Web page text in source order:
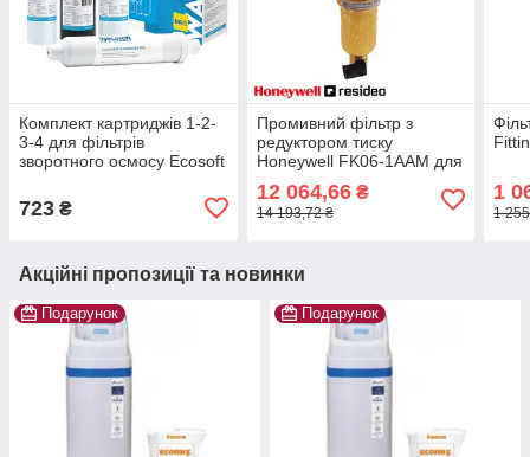
Комплект картриджів 1-2-
3-4 для фільтрів
зворотного осмосу Ecosoft
723 ₴
Промивний фільтр з
редуктором тиску
Honeywell FK06-1AAM для
12 064,66₴
14 193,72 ₴
1
1
Акційні пропозиції та новинки
Подарунок Подарунок